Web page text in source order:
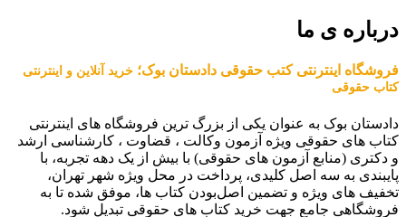
درباره ی ما
فروشگاه اینترنتی کتب حقوقی دادستان بوک؛ خرید آنلاین و اینترنتی
کتاب حقوقی
دادستان بوک به عنوان یکی از بزرگ ترین فروشگاه های اینترنتی
کتاب های حقوقی ویژه آزمون وکالت ، قضاوت ، کارشناسی ارشد
و دکتری (منابع آزمون های حقوقی) با بیش از یک دهه تجربه، با
پایبندی به سه اصل کلیدی، پرداخت در محل ویژه شهر تهران،
تخفیف های ویژه و تضمین اصل‌بودن کتاب ها، موفق شده تا به
فروشگاهی جامع جهت خرید کتاب های حقوقی تبدیل شود.